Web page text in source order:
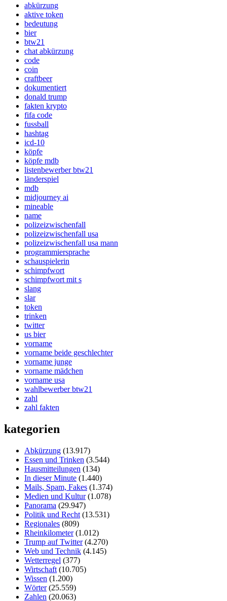
abkürzung
aktive token
bedeutung
bier
btw21
chat abkürzung
code
coin
craftbeer
dokumentiert
donald trump
fakten krypto
fifa code
fussball
hashtag
icd-10
köpfe
köpfe mdb
listenbewerber btw21
länderspiel
mdb
midjourney ai
mineable
name
polizeizwischenfall
polizeizwischenfall usa
polizeizwischenfall usa mann
programmiersprache
schauspielerin
schimpfwort
schimpfwort mit s
slang
slar
token
trinken
twitter
us bier
vorname
vorname beide geschlechter
vorname junge
vorname mädchen
vorname usa
wahlbewerber btw21
zahl
zahl fakten
kategorien
Abkürzung (13.917)
Essen und Trinken (3.544)
Hausmitteilungen (134)
In dieser Minute (1.440)
Mails, Spam, Fakes (1.374)
Medien und Kultur(1.078)
Panorama (29.947)
Politik und Recht (13.531)
Regionales (809)
Rheinkilometer(1.012)
Trump auf Twitter(4.270)
Web und Technik (4.145)
Wetterregel (377)
Wirtschaft (10.705)
Wissen (1.200)
Wörter(25.559)
Zahlen (20.063)